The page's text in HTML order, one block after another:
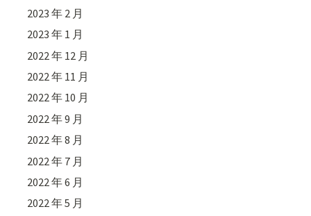
2023 年 2 月
2023 年 1 月
2022 年 12 月
2022 年 11 月
2022 年 10 月
2022 年 9 月
2022 年 8 月
2022 年 7 月
2022 年 6 月
2022 年 5 月